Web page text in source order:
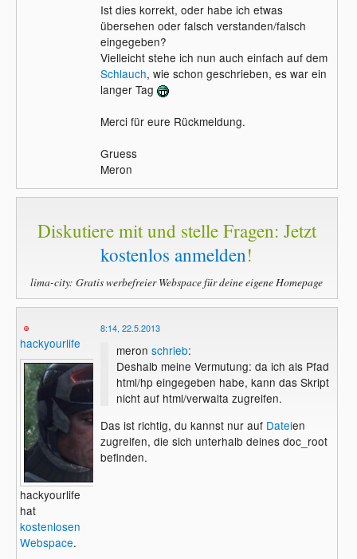
Ist dies korrekt, oder habe ich etwas
übersehen oder falsch verstanden/falsch
eingegeben?
Vielleicht stehe ich nun auch einfach auf dem
Schlauch, wie schon geschrieben, es war ein
langer Tag
Merci für eure Rückmeldung.
Gruess
Meron
Diskutiere mit und stelle Fragen: Jetzt
kostenlos anmelden!
lima-city: Gratis werbefreier Webspace für deine eigene Homepage
hackyourlife
hackyourlife
hat
kostenlosen
Webspace.
8:14, 22.5.2013
meron schrieb:
Deshalb meine Vermutung: da ich als Pfad
html/hp eingegeben habe, kann das Skript
nicht auf html/verwalta zugreifen.
Das ist richtig, du kannst nur auf Dateien
zugreifen, die sich unterhalb deines doc_root
befinden.